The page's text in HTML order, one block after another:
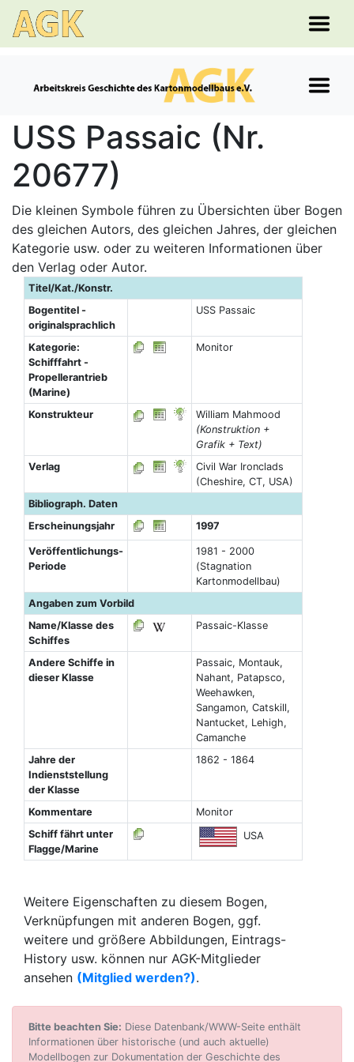
USS Passaic (Nr.
20677)
Die kleinen Symbole führen zu Übersichten über Bogen
des gleichen Autors, des gleichen Jahres, der gleichen
Kategorie usw. oder zu weiteren Informationen über
den Verlag oder Autor.
Titel/Kat./Konstr.
Bogentitel -
originalsprachlich
USS Passaic
Kategorie:
Schifffahrt -
Propellerantrieb
(Marine)
Monitor
Konstrukteur
William Mahmood
(Konstruktion +
Grafik + Text)
Verlag
Civil War Ironclads
(Cheshire, CT, USA)
Bibliograph. Daten
Erscheinungsjahr
1997
Veröffentlichungs-
Periode
1981 - 2000
(Stagnation
Kartonmodellbau)
Angaben zum Vorbild
Name/Klasse des
Schiffes
Passaic-Klasse
Andere Schiffe in
dieser Klasse
Passaic, Montauk,
Nahant, Patapsco,
Weehawken,
Sangamon, Catskill,
Nantucket, Lehigh,
Camanche
Jahre der
Indienststellung
der Klasse
1862 - 1864
Kommentare
Monitor
Schiff fährt unter
Flagge/Marine
USA
Weitere Eigenschaften zu diesem Bogen,
Verknüpfungen mit anderen Bogen, ggf.
weitere und größere Abbildungen, Eintrags-
History usw. können nur AGK-Mitglieder
ansehen (Mitglied werden?).
Bitte beachten Sie: Diese Datenbank/WWW-Seite enthält
Informationen über historische (und auch aktuelle)
Modellbogen zur Dokumentation der Geschichte des